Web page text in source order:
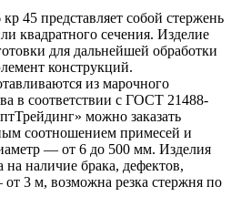
45 представляет собой стержень
квадратного сечения. Изделие
для дальнейшей обработки
конструкций.
из марочного
в соответствии с ГОСТ 21488-
можно заказать
соотношением примесей и
— от 6 до 500 мм. Изделия
на наличие брака, дефектов,
3 м, возможна резка стержня по